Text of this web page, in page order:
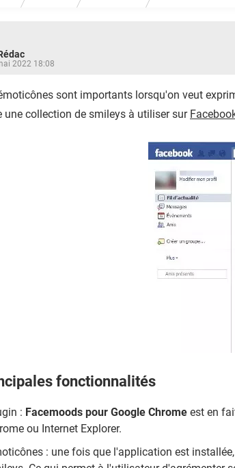
2022 18:08
sont importants lorsqu'on veut
une collection de smileys à utiliser sur
fonctionnalités
: Facemoods pour Google Chrome est en
ou Internet Explorer.
: une fois que l'application est